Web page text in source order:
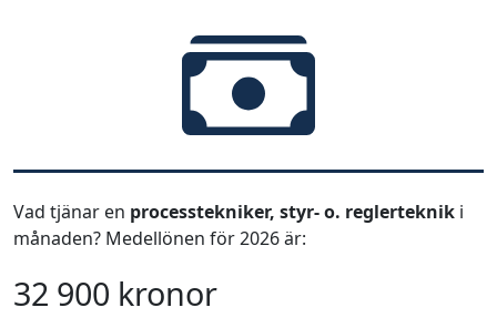
Vad tjänar en processtekniker, styr- o. reglerteknik i
månaden? Medellönen för 2026 är:
32 900 kronor